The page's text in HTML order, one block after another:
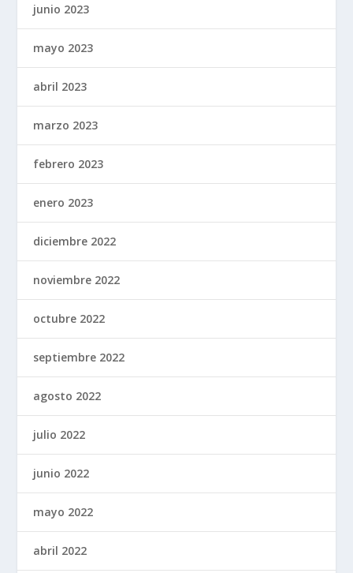
junio 2023
mayo 2023
abril 2023
marzo 2023
febrero 2023
enero 2023
diciembre 2022
noviembre 2022
octubre 2022
septiembre 2022
agosto 2022
julio 2022
junio 2022
mayo 2022
abril 2022